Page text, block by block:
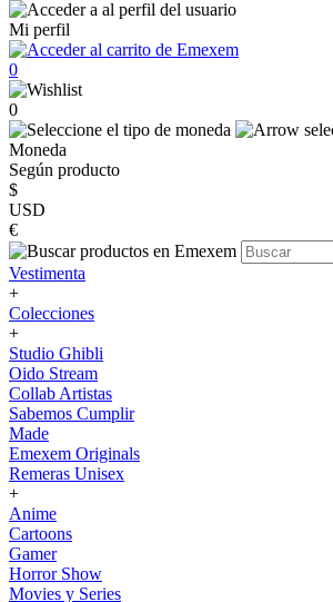
Mi perfil
0
0
Moneda
Según producto
$
USD
€
Vestimenta
+
Colecciones
+
Studio Ghibli
Oido Stream
Collab Artistas
Sabemos Cumplir
Made
Emexem Originals
Remeras Unisex
+
Anime
Cartoons
Gamer
Horror Show
Movies y Series